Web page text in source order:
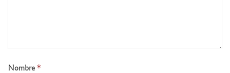
Nombre *